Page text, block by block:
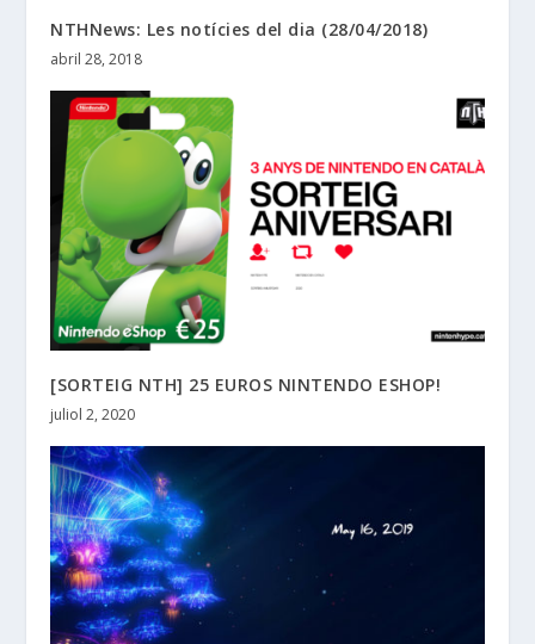
NTHNews: Les notícies del dia (28/04/2018)
abril 28, 2018
[SORTEIG NTH] 25 EUROS NINTENDO ESHOP!
juliol 2, 2020